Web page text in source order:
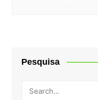
Pesquisa